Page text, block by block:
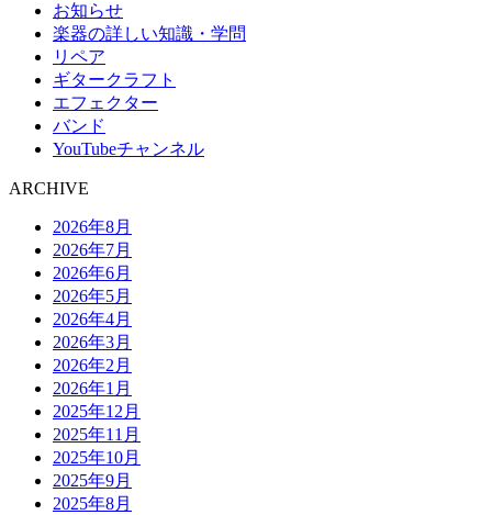
お知らせ
楽器の詳しい知識・学問
リペア
ギタークラフト
エフェクター
バンド
YouTubeチャンネル
ARCHIVE
2026年8月
2026年7月
2026年6月
2026年5月
2026年4月
2026年3月
2026年2月
2026年1月
2025年12月
2025年11月
2025年10月
2025年9月
2025年8月